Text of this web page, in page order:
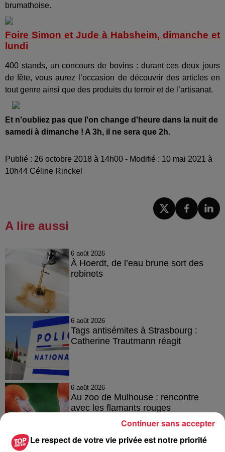
brumathoise.
Foire Simon et Jude à Habsheim, dimanche et
lundi
400 stands, un concours de bovins : durant ces deux jours
de fête, vous aurez l’occasion de découvrir des articles en
tout genre ainsi que des produits du terroir et de l’artisanat.
Et n'oubliez pas que l'on change d'heure dans la nuit de
samedi à dimanche ! A 3h, il ne sera que 2h.
Publié : 26 octobre 2018 à 14h00 - Modifié : 10 mai 2021 à
10h44 Céline Rinckel
A lire aussi
6 août 2026
À Hoerdt, de l’eau brune sort des
robinets
6 août 2026
Tags antisémites à Strasbourg :
Catherine Trautmann réagit
6 août 2026
Au zoo de Mulhouse : rencontre
avec les flamants rouges
Le respect de votre vie privée est notre priorité
Continuer sans accepter